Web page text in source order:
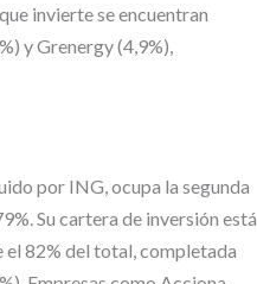
invierte se encuentran
y Grenergy (4,9%),
por ING, ocupa la segunda
Su cartera de inversión está
82% del total, completada